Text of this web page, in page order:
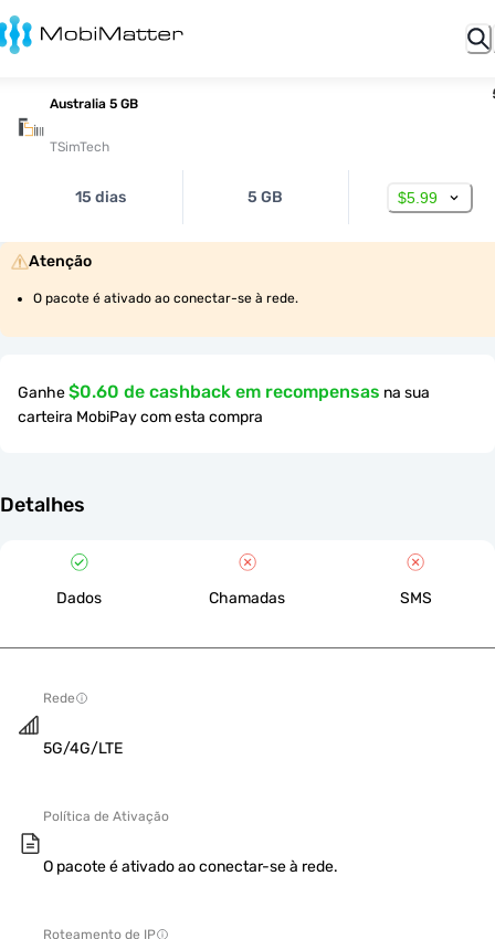
Australia 5 GB
TSimTech
15 dias 5 GB $5.99
Atenção
O pacote é ativado ao conectar-se à rede.
Ganhe$0.60 de cashback em recompensas na sua
carteira MobiPay com esta compra
Detalhes
Dados Chamadas SMS
Rede
5G/4G/LTE
Política de Ativação
O pacote é ativado ao conectar-se à rede.
Roteamento de IP